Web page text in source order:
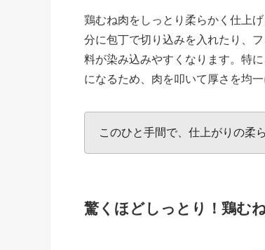
鶏むね肉をしっとり柔らかく仕上
分に包丁で切り込みを入れたり、
料が染み込みやすくなります。特
になるため、肉を叩いて厚さを均
このひと手間で、仕上がりの柔
驚くほどしっとり！鶏む